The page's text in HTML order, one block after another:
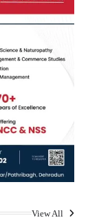
View All